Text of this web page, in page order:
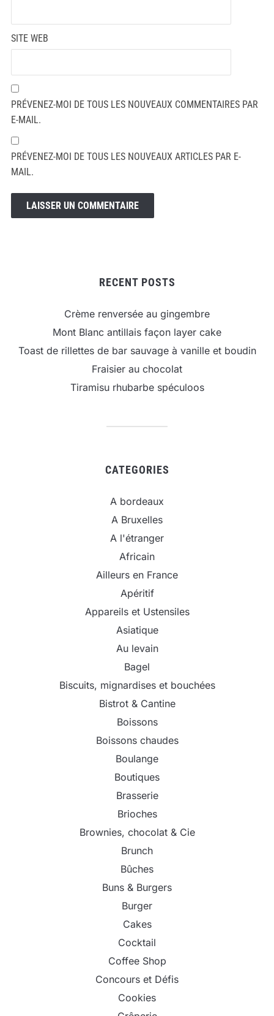
SITE WEB
PRÉVENEZ-MOI DE TOUS LES NOUVEAUX COMMENTAIRES PAR
E-MAIL.
PRÉVENEZ-MOI DE TOUS LES NOUVEAUX ARTICLES PAR E-
MAIL.
RECENT POSTS
Crème renversée au gingembre
Mont Blanc antillais façon layer cake
Toast de rillettes de bar sauvage à vanille et boudin
Fraisier au chocolat
Tiramisu rhubarbe spéculoos
CATEGORIES
A bordeaux
A Bruxelles
A l'étranger
Africain
Ailleurs en France
Apéritif
Appareils et Ustensiles
Asiatique
Au levain
Bagel
Biscuits, mignardises et bouchées
Bistrot & Cantine
Boissons
Boissons chaudes
Boulange
Boutiques
Brasserie
Brioches
Brownies, chocolat & Cie
Brunch
Bûches
Buns & Burgers
Burger
Cakes
Cocktail
Coffee Shop
Concours et Défis
Cookies